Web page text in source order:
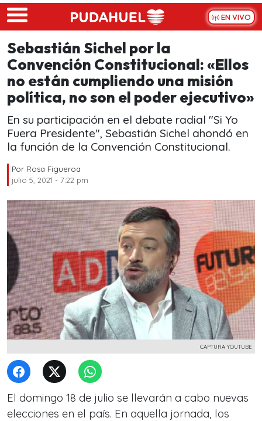
Skip to main content
EN VIVO
Sebastián Sichel por la
Convención Constitucional: «Ellos
no están cumpliendo una misión
política, no son el poder ejecutivo»
En su participación en el debate radial "Si Yo
Fuera Presidente", Sebastián Sichel ahondó en
la función de la Convención Constitucional.
Por Rosa Figueroa
julio 5, 2021 - 7:22 pm
CAPTURA YOUTUBE
El domingo 18 de julio se llevarán a cabo nuevas
elecciones en el país. En aquella jornada, los